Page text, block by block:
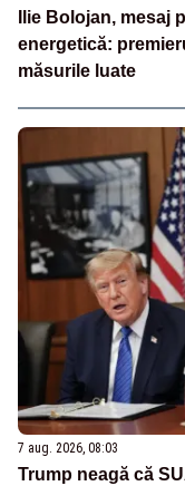
Ilie Bolojan, mesaj
energetică:
măsurile luate
7 aug. 2026, 08:03
Trump neagă că